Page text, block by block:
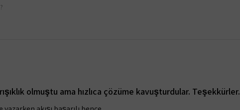
olmuştu ama hızlıca çözüme kavuşturdular. Teşekkürler.